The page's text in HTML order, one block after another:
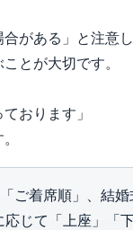
がある」と注意
とが大切です。
おります」
ご着席順」、結
応じて「上座」「